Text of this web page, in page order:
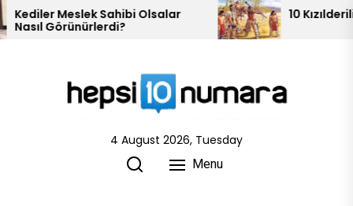
Skip
to
Sahibi Olsalar
10 Kızılderili Kabilesi
4 August 2026, Tuesday
Menu